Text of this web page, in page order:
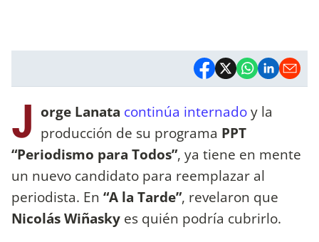
J orge Lanata continúa internadoy la
producción de su programa PPT
“Periodismo para Todos”, ya tiene en mente
un nuevo candidato para reemplazar al
periodista. En “A la Tarde”, revelaron que
Nicolás Wiñasky es quién podría cubrirlo.